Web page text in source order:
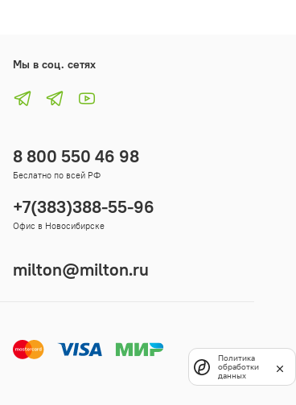
Мы в соц. сетях
8 800 550 46 98
Беслатно по всей РФ
+7(383)388-55-96
Офис в Новосибирске
milton@milton.ru
Политика
обработки
данных